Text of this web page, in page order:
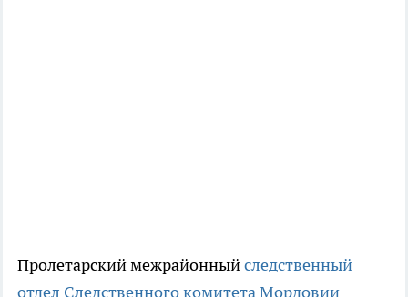
Пролетарский межрайонныйследственный
отдел Следственного комитета Мордовии